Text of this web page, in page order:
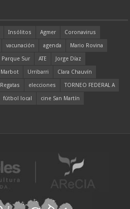
Insólitos Agmer
Coronavirus
vacunación agenda
Mario Rovina
Parque Sur ATE
Jorge Díaz
Marbot Urribarri
Clara Chauvín
Regatas elecciones
TORNEO FEDERAL A
fútbol local cine San Martín